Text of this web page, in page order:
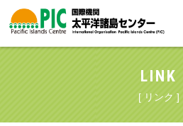
LINK
[ リンク ]